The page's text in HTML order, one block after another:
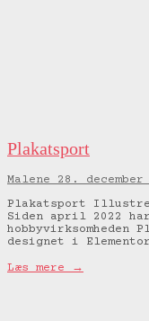
Plakatsport
Malene 28. december
Plakatsport
Siden april 2022
designet i
Læs mere →